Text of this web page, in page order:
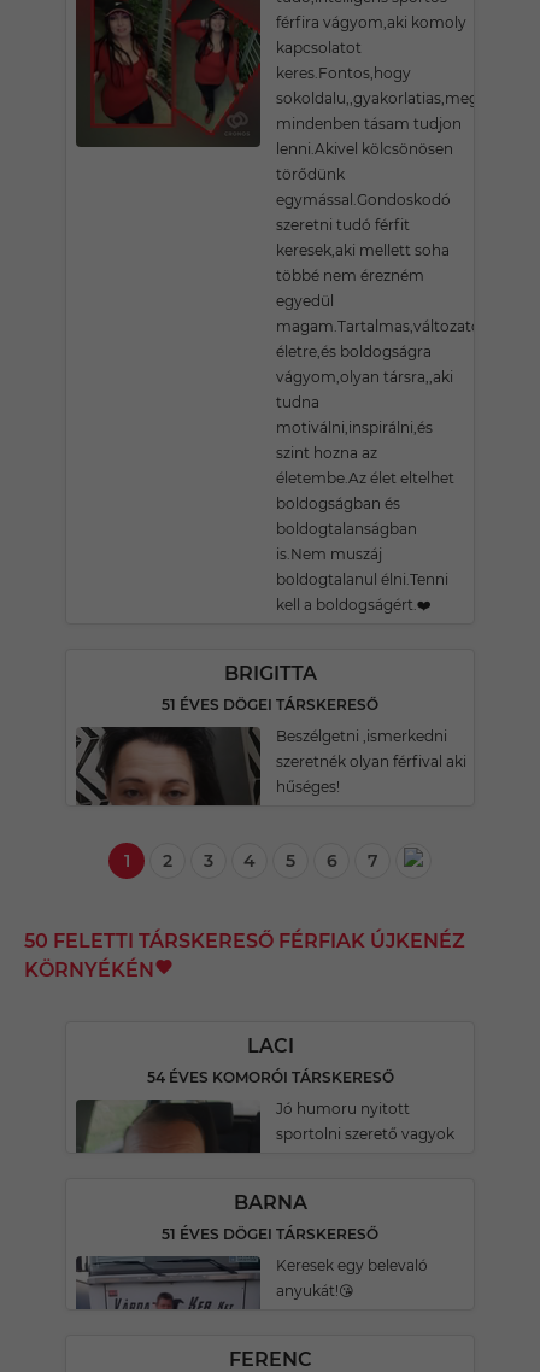
férfira vágyom,aki komoly
kapcsolatot
keres.Fontos,hogy
sokoldalu,,gyakorlatias,megértő
mindenben tásam tudjon
lenni.Akivel kölcsönösen
törődünk
egymással.Gondoskodó
szeretni tudó férfit
keresek,aki mellett soha
többé nem érezném
egyedül
magam.Tartalmas,változatos
életre,és boldogságra
vágyom,olyan társra,,aki
tudna
motiválni,inspirálni,és
szint hozna az
életembe.Az élet eltelhet
boldogságban és
boldogtalanságban
is.Nem muszáj
boldogtalanul élni.Tenni
kell a boldogságért.❤️
BRIGITTA
51 ÉVES DÖGEI TÁRSKERESŐ
Beszélgetni ,ismerkedni
szeretnék olyan férfival aki
hűséges!
1 2 3 4 5 6 7
50 FELETTI TÁRSKERESŐ FÉRFIAK ÚJKENÉZ
KÖRNYÉKÉN
LACI
54 ÉVES KOMORÓI TÁRSKERESŐ
Jó humoru nyitott
sportolni szerető vagyok
BARNA
51 ÉVES DÖGEI TÁRSKERESŐ
Keresek egy belevaló
anyukát!😘
FERENC